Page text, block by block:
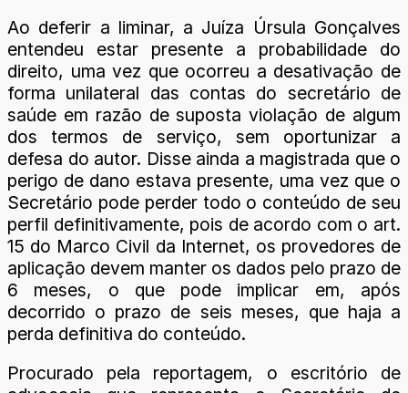
Ao deferir a liminar, a Juíza Úrsula Gonçalves
entendeu estar presente a probabilidade do
direito, uma vez que ocorreu a desativação de
forma unilateral das contas do secretário de
saúde em razão de suposta violação de algum
dos termos de serviço, sem oportunizar a
defesa do autor. Disse ainda a magistrada que o
perigo de dano estava presente, uma vez que o
Secretário pode perder todo o conteúdo de seu
perfil definitivamente, pois de acordo com o art.
15 do Marco Civil da Internet, os provedores de
aplicação devem manter os dados pelo prazo de
6 meses, o que pode implicar em, após
decorrido o prazo de seis meses, que haja a
perda definitiva do conteúdo.
Procurado pela reportagem, o escritório de